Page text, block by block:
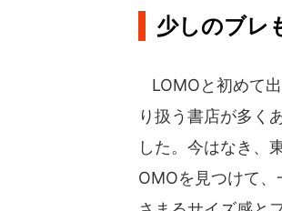
少しのブレ
LOMOと初めて
り扱う書店が多く
した。今はなき、
OMOを見つけて